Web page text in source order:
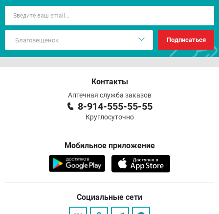
Подписаться
Контакты
Аптечная служба заказов
8-914-555-55-55
Круглосуточно
Мобильное приложение
Социальные сети